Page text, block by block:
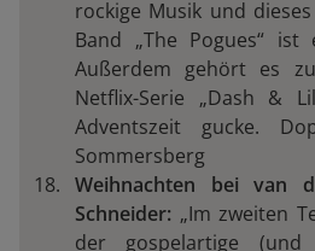
rockige Musik und
Band „The Pogues“ ist
Außerdem gehört es
Netflix-Serie „Dash &
Adventszeit gucke.
Sommersberg
Weihnachten bei van
Schneider: „Im zweiten
der gospelartige (und